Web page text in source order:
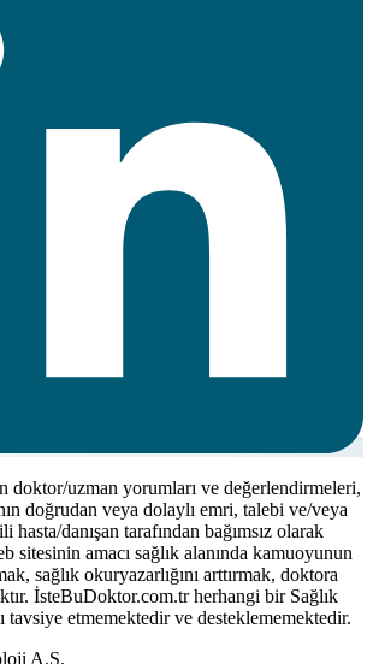
doktor/uzman yorumları ve değerlendirmeleri,
doğrudan veya dolaylı emri, talebi ve/veya
hasta/danışan tarafından bağımsız olarak
sitesinin amacı sağlık alanında kamuoyunun
sağlık okuryazarlığını arttırmak, doktora
İsteBuDoktor.com.tr herhangi bir Sağlık
tavsiye etmemektedir ve desteklememektedir.
A.Ş.